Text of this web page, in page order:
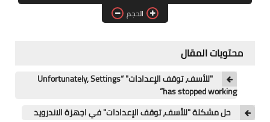
ويندوزالحجم
محتويات المقال
"للأسف، توقف الإعدادات" “Unfortunately, Settings
has stopped working”
حل مشكلة "للأسف، توقف الإعدادات" في اجهزة الاندرويد